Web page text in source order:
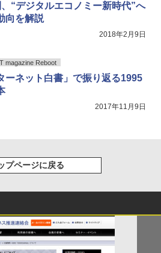
“デジタルエコノミー新時代”へ
向を解説
2018年2月9日
magazine Reboot
ーネット白書」で振り返る1995
2017年11月9日
プページに戻る